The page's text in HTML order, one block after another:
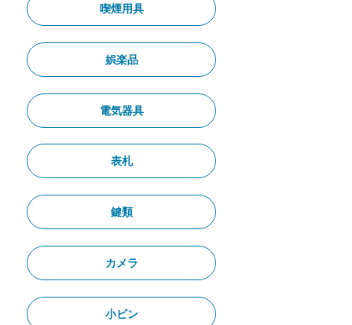
喫煙用具
娯楽品
電気器具
表札
鍵類
カメラ
小ビン